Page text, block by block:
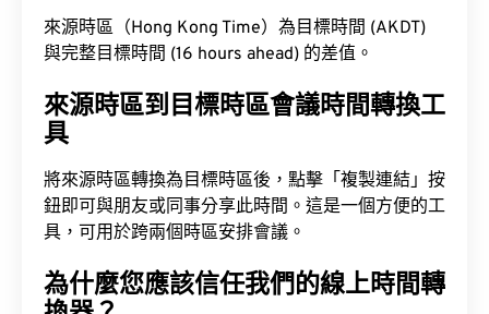
來源時區（Hong Kong Time）為目標時間 (AKDT)
與完整目標時間 (16 hours ahead) 的差值。
來源時區到目標時區會議時間轉換工
具
將來源時區轉換為目標時區後，點擊「複製連結」按
鈕即可與朋友或同事分享此時間。這是一個方便的工
具，可用於跨兩個時區安排會議。
為什麼您應該信任我們的線上時間轉